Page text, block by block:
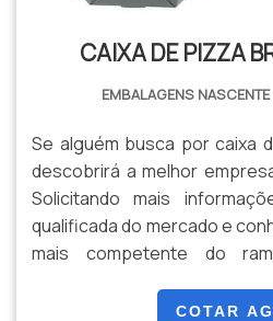
CAIXA DE PIZZA
EMBALAGENS NASCENTE
Se alguém busca por caixa
descobrirá a melhor
Solicitando mais
qualificada do mercado e
mais competente do
procurar por caixa de pizza
COTAR